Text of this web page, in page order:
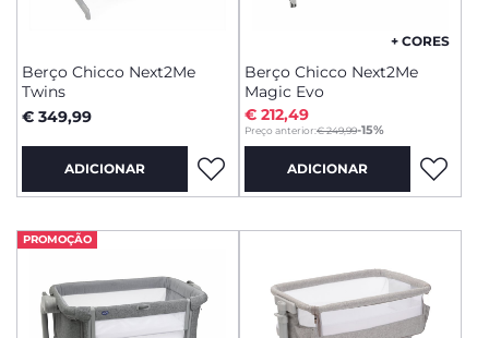
Berço Chicco Next2Me
Twins
€ 349,99
ADICIONAR
+ CORES
Berço Chicco Next2Me
Magic Evo
Preço anterior:€ 249,99-15%
to
€ 212,49
ADICIONAR
PROMOÇÃO